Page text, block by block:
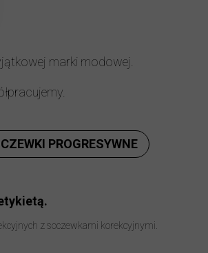
marki modowej.
PROGRESYWNE
z soczewkami korekcyjnymi.